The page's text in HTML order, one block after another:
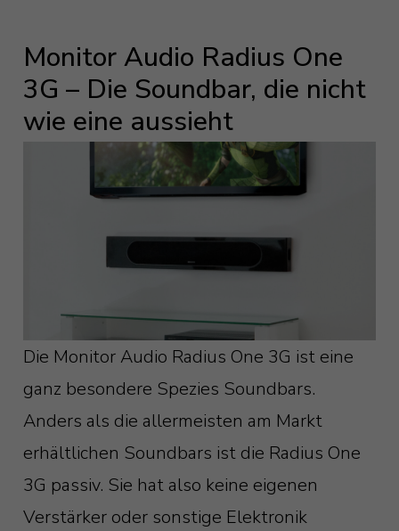
Monitor Audio Radius One
3G – Die Soundbar, die nicht
wie eine aussieht
Die Monitor Audio Radius One 3G ist eine
ganz besondere Spezies Soundbars.
Anders als die allermeisten am Markt
erhältlichen Soundbars ist die Radius One
3G passiv. Sie hat also keine eigenen
Verstärker oder sonstige Elektronik